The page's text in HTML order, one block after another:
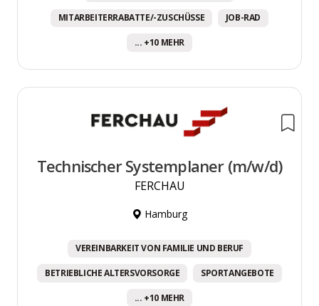
MITARBEITERRABATTE/-ZUSCHÜSSE JOB-RAD
... +10 MEHR
Technischer Systemplaner (m/w/d)
FERCHAU
Hamburg
VEREINBARKEIT VON FAMILIE UND BERUF
BETRIEBLICHE ALTERSVORSORGE SPORTANGEBOTE
... +10 MEHR